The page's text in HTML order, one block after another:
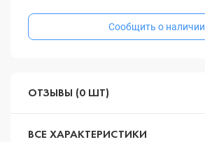
Сообщить о наличии
ОТЗЫВЫ (0 ШТ)
ВСЕ ХАРАКТЕРИСТИКИ